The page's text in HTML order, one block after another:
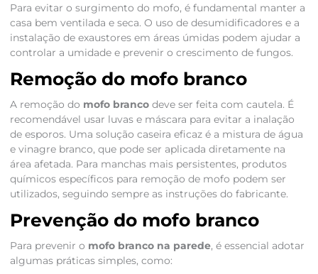
Para evitar o surgimento do mofo, é fundamental manter a
casa bem ventilada e seca. O uso de desumidificadores e a
instalação de exaustores em áreas úmidas podem ajudar a
controlar a umidade e prevenir o crescimento de fungos.
Remoção do mofo branco
A remoção do mofo brancodeve ser feita com cautela. É
recomendável usar luvas e máscara para evitar a inalação
de esporos. Uma solução caseira eficaz é a mistura de água
e vinagre branco, que pode ser aplicada diretamente na
área afetada. Para manchas mais persistentes, produtos
químicos específicos para remoção de mofo podem ser
utilizados, seguindo sempre as instruções do fabricante.
Prevenção do mofo branco
Para prevenir o mofo branco na parede, é essencial adotar
algumas práticas simples, como: